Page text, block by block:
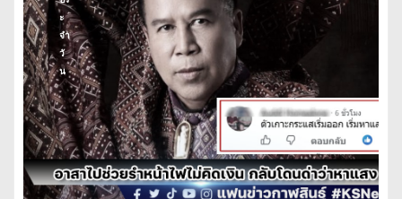
ะ
จำ
วั
น